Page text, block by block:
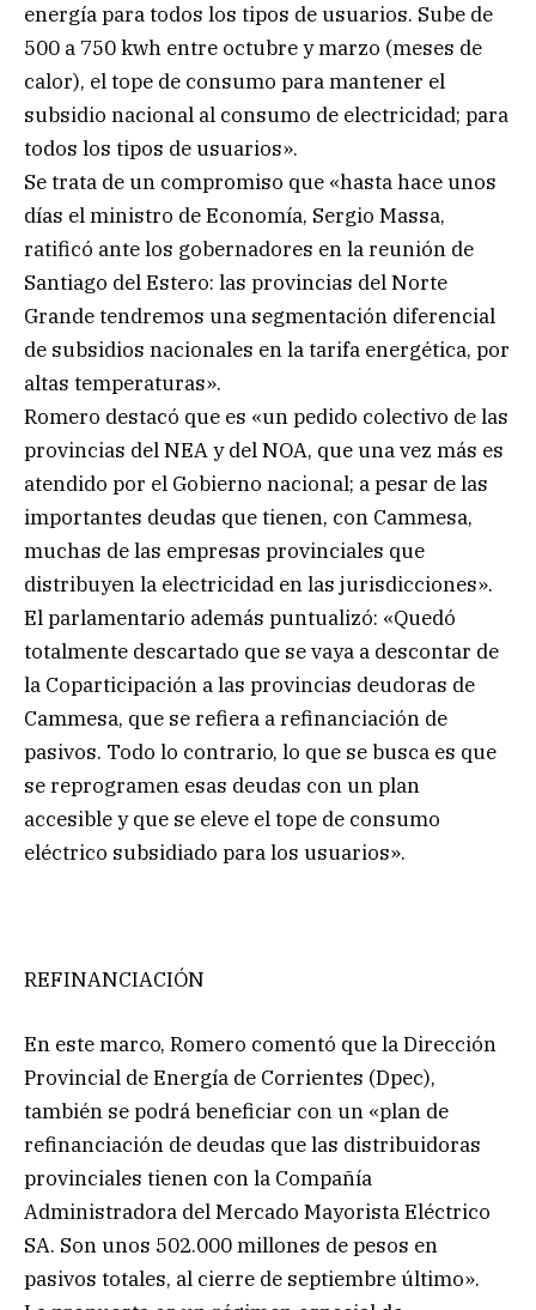
energía para todos los tipos de usuarios. Sube de
500 a 750 kwh entre octubre y marzo (meses de
calor), el tope de consumo para mantener el
subsidio nacional al consumo de electricidad; para
todos los tipos de usuarios».
Se trata de un compromiso que «hasta hace unos
días el ministro de Economía, Sergio Massa,
ratificó ante los gobernadores en la reunión de
Santiago del Estero: las provincias del Norte
Grande tendremos una segmentación diferencial
de subsidios nacionales en la tarifa energética, por
altas temperaturas».
Romero destacó que es «un pedido colectivo de las
provincias del NEA y del NOA, que una vez más es
atendido por el Gobierno nacional; a pesar de las
importantes deudas que tienen, con Cammesa,
muchas de las empresas provinciales que
distribuyen la electricidad en las jurisdicciones».
El parlamentario además puntualizó: «Quedó
totalmente descartado que se vaya a descontar de
la Coparticipación a las provincias deudoras de
Cammesa, que se refiera a refinanciación de
pasivos. Todo lo contrario, lo que se busca es que
se reprogramen esas deudas con un plan
accesible y que se eleve el tope de consumo
eléctrico subsidiado para los usuarios».
REFINANCIACIÓN
En este marco, Romero comentó que la Dirección
Provincial de Energía de Corrientes (Dpec),
también se podrá beneficiar con un «plan de
refinanciación de deudas que las distribuidoras
provinciales tienen con la Compañía
Administradora del Mercado Mayorista Eléctrico
SA. Son unos 502.000 millones de pesos en
pasivos totales, al cierre de septiembre último».